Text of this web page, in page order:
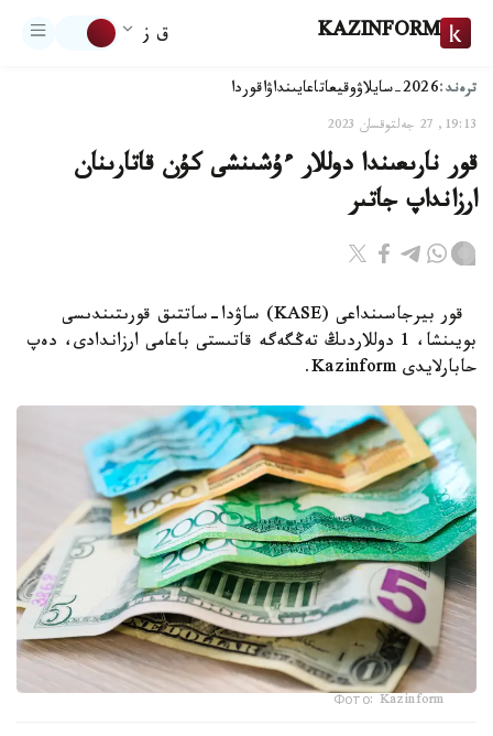
KAZINFORM ق ز
ترەند:2026-سايلاۋ وقيعاتاعايىنداۋاقوردا
19:13, 27 جەلتوقسان 2023
قور نارىعىندا دوللار ءۇشىنشى كۇن قاتارىنان
ارزانداپ جاتىر
قور بيرجاسىنداعى (KASE) ساۋدا-ساتتىق قورىتىندىسى
بويىنشا، 1 دوللاردىڭ تەڭگەگە قاتىستى باعامى ارزاندادى، دەپ
حابارلايدى Kazinform.
Фото: Kazinform